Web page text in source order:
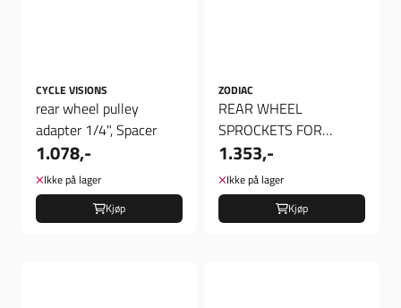
CYCLE VISIONS
rear wheel pulley
adapter 1/4", Spacer
1.078,-
Ikke på lager
Kjøp
ZODIAC
REAR WHEEL
SPROCKETS FOR
CHAIN CONVERSION
1.353,-
Ikke på lager
Kjøp